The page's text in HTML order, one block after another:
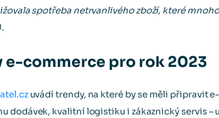
spotřeba netrvanlivého zboží, které
e-commerce pro rok 2023
uvádí trendy, na které by se měli připravit
dodávek, kvalitní logistiku i zákaznický servis